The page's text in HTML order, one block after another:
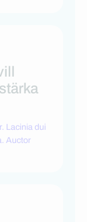
Lacinia dui
Auctor